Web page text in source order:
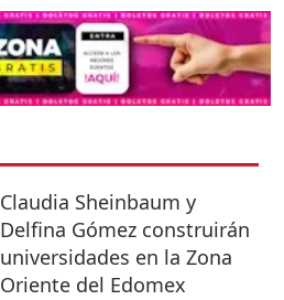
Claudia Sheinbaum y
Delfina Gómez construirán
universidades en la Zona
Oriente del Edomex